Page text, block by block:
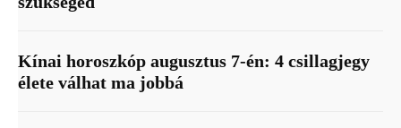
Kínai horoszkóp augusztus 7-én: 4 csillagjegy
élete válhat ma jobbá